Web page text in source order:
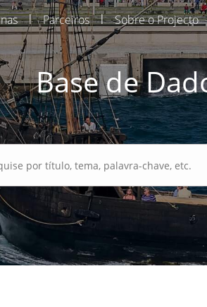
| Parceiros | Sobre o Projecto
Base de